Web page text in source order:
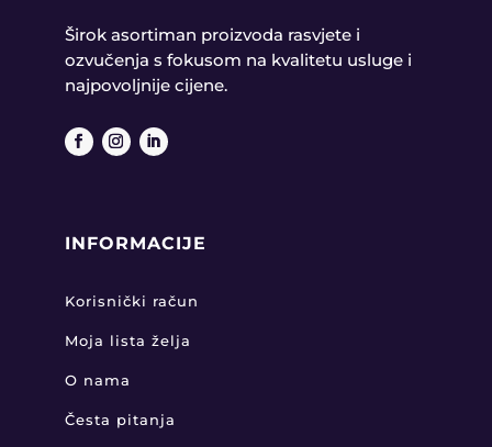
Širok asortiman proizvoda rasvjete i
ozvučenja s fokusom na kvalitetu usluge i
najpovoljnije cijene.
INFORMACIJE
Korisnički račun
Moja lista želja
O nama
Česta pitanja